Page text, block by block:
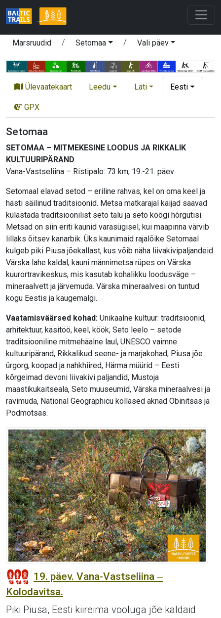
Marsruudid Setomaa Vali päev
Ülevaatekaart Leedu Läti Eesti
GPX
Setomaa
SETOMAA – MITMEKESINE LOODUS JA RIKKALIK
KULTUURIPÄRAND
Vana-Vastseliina – Ristipalo: 73 km, 19.-21. päev
Setomaal elavad setod – eriline rahvas, kel on oma keel ja
hästi säilinud traditsioonid. Metsa matkarajal käijad saavad
külastada traditsioonilist seto talu ja seto köögi hõrgutisi.
Metsad on siin eriti kaunid varasügisel, kui maapinna värvib
lillaks õitsev kanarbik. Üks kaunimaid rajalõike Setomaal
kulgeb piki Piusa jõekallast, kus võib näha liivakivipaljandeid.
Värska lahe kaldal, kauni männimetsa rüpes on Värska
kuurortravikeskus, mis kasutab kohalikku loodusväge –
mineraalvett ja järvemuda. Värska mineraalvesi on tuntud
kogu Eestis ja kaugemalgi.
Vaatamisväärsed kohad: Unikaalne kultuur: traditsioonid,
arhitektuur, käsitöö, keel, köök, Seto leelo – setode
traditsiooniline mitmehäälne laul, UNESCO vaimne
kultuuripärand, Rikkalikud seene- ja marjakohad, Piusa jõe
ürgorg, koopad ja nahkhiired, Härma müürid – Eesti
kõrgeimad devoni liivakivi paljandid, Mustoja
maastikukaitseala, Seto muuseumid, Värska mineraalvesi ja
ravimuda, National Geographicu kollased aknad Obinitsas ja
Podmotsas.
19. päev. Vana-Vastseliina ‒
Kolodavitsa.
Piki Piusa, Eesti kiireima vooluga jõe kaldaid